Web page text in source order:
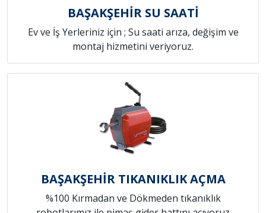
BAŞAKŞEHİR SU SAATİ
Ev ve İş Yerleriniz için ; Su saati arıza, değişim ve
montaj hizmetini veriyoruz.
BAŞAKŞEHİR TIKANIKLIK AÇMA
%100 Kırmadan ve Dökmeden tıkanıklık